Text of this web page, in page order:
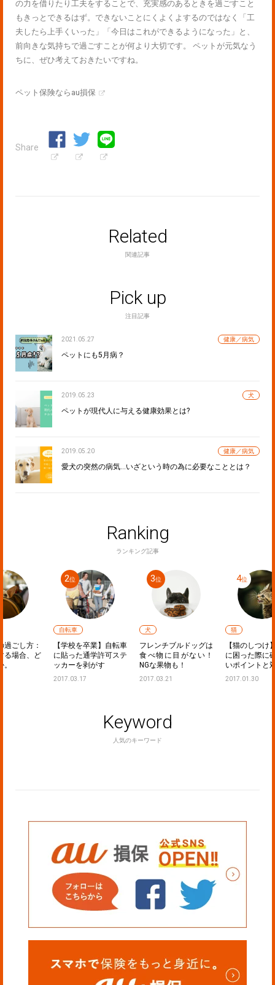
の力を借りたり工夫をすることで、充実感のあるときを過ごすこと
もきっとできるはず。できないことにくよくよするのではなく「工
夫したら上手くいった」「今日はこれができるようになった」と、
前向きな気持ちで過ごすことが何より大切です。 ペットが元気なう
ちに、ぜひ考えておきたいですね。
ペット保険ならau損保
Share
Related
関連記事
Pick up
注目記事
2021.05.27 健康／病気
ペットにも5月病？
2019.05.23 犬
ペットが現代人に与える健康効果とは?
2019.05.20 健康／病気
愛犬の突然の病気…いざという時の為に必要なこととは？
Ranking
ランキング記事
【学校を卒業】自転車
に貼った通学許可ステ
ッカーを剥がす
フレンチブルドッグは
食べ物に目がない！
NGな果物も！
【猫のしつけ】鳴き声
に困った際に確認した
いポイントと対策
Keyword
人気のキーワード